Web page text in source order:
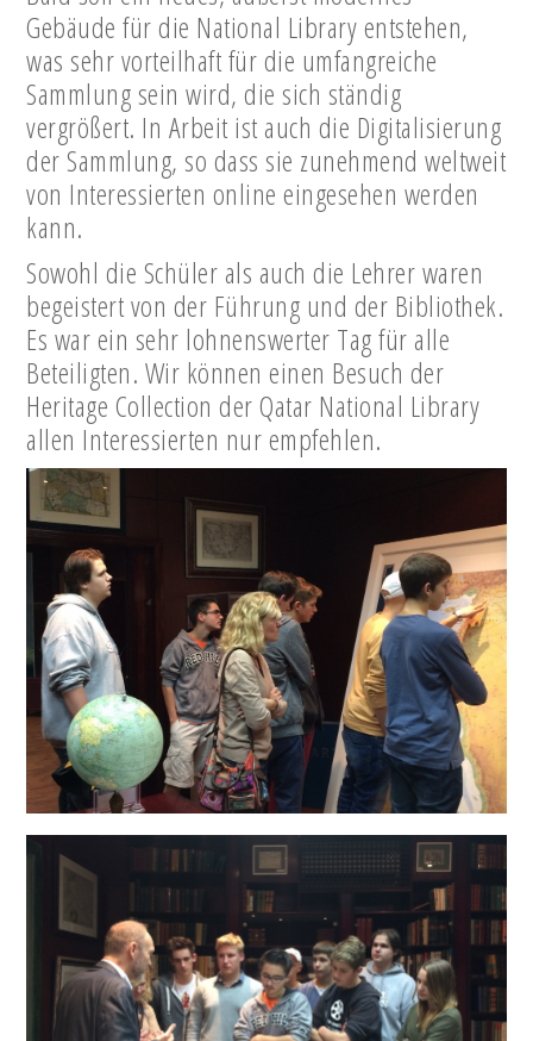
Gebäude für die National Library entstehen,
was sehr vorteilhaft für die umfangreiche
Sammlung sein wird, die sich ständig
vergrößert. In Arbeit ist auch die Digitalisierung
der Sammlung, so dass sie zunehmend weltweit
von Interessierten online eingesehen werden
kann.
Sowohl die Schüler als auch die Lehrer waren
begeistert von der Führung und der Bibliothek.
Es war ein sehr lohnenswerter Tag für alle
Beteiligten. Wir können einen Besuch der
Heritage Collection der Qatar National Library
allen Interessierten nur empfehlen.